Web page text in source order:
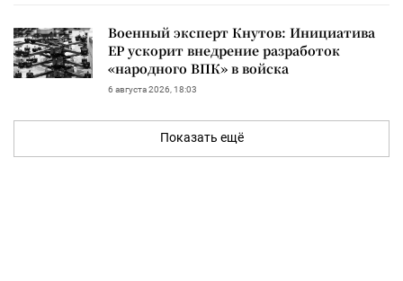
Военный эксперт Кнутов: Инициатива
ЕР ускорит внедрение разработок
«народного ВПК» в войска
6 августа 2026, 18:03
Показать ещё